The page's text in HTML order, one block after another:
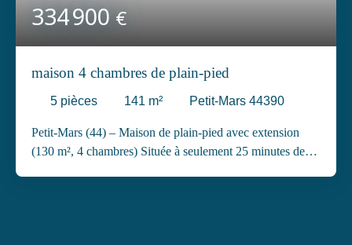
334 900€
maison 4 chambres de plain-pied
5 pièces 141 m² Petit-Mars 44390
Petit-Mars (44) – Maison de plain-pied avec extension
(130 m², 4 chambres) Située à seulement 25 minutes de